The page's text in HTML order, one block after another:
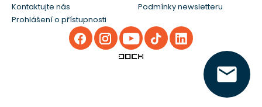
Kontaktujte nás
Podmínky newsletteru
Prohlášení o přístupnosti
